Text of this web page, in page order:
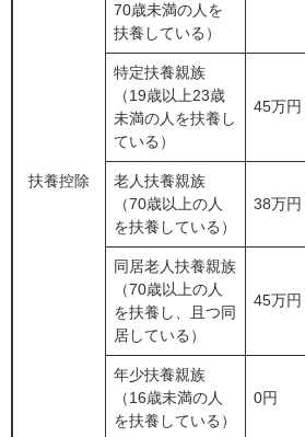
扶養控除
70歳未満の人を
扶養している）
特定扶養親族
（19歳以上23歳
未満の人を扶養し
ている）
45万円
老人扶養親族
（70歳以上の人
を扶養している）
38万円
同居老人扶養親族
（70歳以上の人
を扶養し、且つ同
居している）
45万円
年少扶養親族
（16歳未満の人
を扶養している）
0円